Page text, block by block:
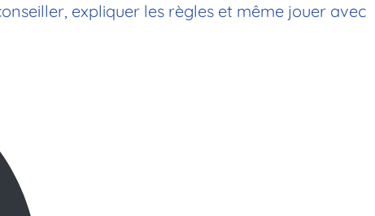
expliquer les règles et même jouer avec